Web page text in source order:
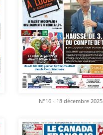
N°16 - 18 décembre 2025